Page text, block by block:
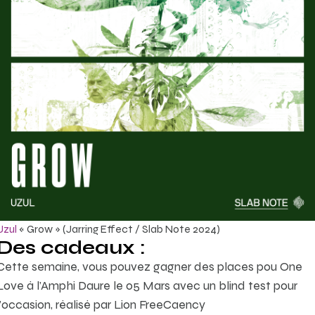
« Grow » (Jarring Effect / Slab Note 2024)
cadeaux :
semaine, vous pouvez gagner des places pou One
à l’Amphi Daure le 05 Mars avec un blind test pour
réalisé par Lion FreeCaency